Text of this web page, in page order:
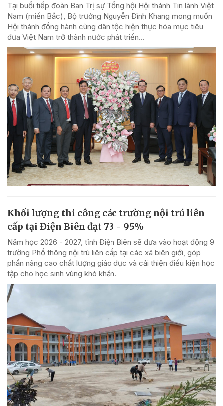
Tại buổi tiếp đoàn Ban Trị sự Tổng hội Hội thánh Tin lành Việt
Nam (miền Bắc), Bộ trưởng Nguyễn Đình Khang mong muốn
Hội thánh đồng hành cùng dân tộc hiện thực hóa mục tiêu
đưa Việt Nam trở thành nước phát triển...
Khối lượng thi công các trường nội trú liên
cấp tại Điện Biên đạt 73 - 95%
Năm học 2026 - 2027, tỉnh Điện Biên sẽ đưa vào hoạt động 9
trường Phổ thông nội trú liên cấp tại các xã biên giới, góp
phần nâng cao chất lượng giáo dục và cải thiện điều kiện học
tập cho học sinh vùng khó khăn.